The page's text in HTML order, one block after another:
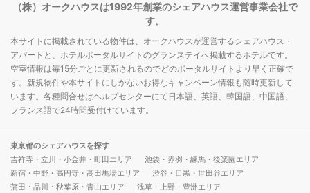
（株）オークハウスは1992年創業のシェアハウス運営事業会社で
す。
本サイトに掲載されている物件は、オークハウスが運営するシェアハウス・
アパートと、ホテルポータルサイトのグランステイへ掲載するホテルです。
空室情報は毎15分ごとに更新されるのでどのポータルサイトより早く正確で
す。新規物件や本サイトにしかないお得なキャンペーン情報も随時更新して
います。各種問合せはヘルプセンターにて日本語、英語、韓国語、中国語、
フランス語で24時間受付けています。
東京都のシェアハウスを探す
吉祥寺・立川・小金井・町田エリア
池袋・赤羽・練馬・後楽園エリア
新宿・中野・高円寺・高田馬場エリア
渋谷・目黒・世田谷エリア
蒲田・品川・秋葉原・青山エリア
浅草・上野・豊洲エリア